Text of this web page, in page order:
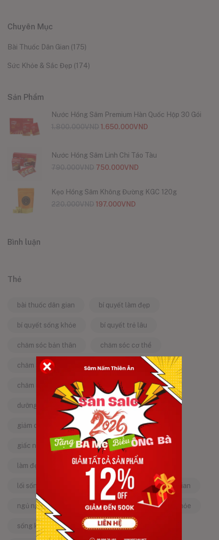
Chuyên Mục
Bài Thuốc Dân Gian (175)
Sức Khỏe & Sắc Đẹp (174)
Sản Phẩm
Nước Hồng Sâm Premium Hàn Quốc Hộp 30 Gói
1.650.000VND
Nước Hồng Sâm Linh Chi Táo Tàu
750.000VND
Kẹo Hồng Sâm Không Đường KGC 120g
197.000VND
Bình luận
Thẻ
bài thuốc dân gian bí quyết làm đẹp
bí quyết sống khỏe bí quyết trẻ lâu
chăm sóc bản thân chăm sóc cơ thể
chăm sóc da chăm sóc sức khỏe
chăm sóc sức khỏe tự nhiên chống lão hóa
dưỡng da tự nhiên dưỡng sinh
giảm căng thẳng giảm stress
giấc ngủ ngon kinh nghiệm dân gian
làm đẹp từ bên trong làm đẹp tự nhiên
lối sống lành mạnh mật ong mẹo dân gian
ngủ ngon năng lượng tích cực sống khỏe
sống khỏe mỗi ngày sống khỏe đẹp